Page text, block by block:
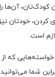
کودک‌تان، آن‌ها
کردن، خودتان
است.
که از
شما